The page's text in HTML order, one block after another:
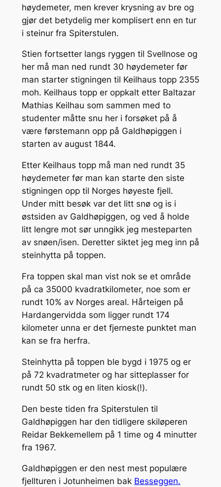
høydemeter, men krever krysning av bre og
gjør det betydelig mer komplisert enn en tur
i steinur fra Spiterstulen.
Stien fortsetter langs ryggen til Svellnose og
her må man ned rundt 30 høydemeter før
man starter stigningen til Keilhaus topp 2355
moh. Keilhaus topp er oppkalt etter Baltazar
Mathias ­Keilhau som sammen med to
studenter måtte snu her i forsøket på å
være førstemann opp på Galdhøpiggen i
starten av august 1844.
Etter Keilhaus topp må man ned rundt 35
høydemeter før man kan starte den siste
stigningen opp til Norges høyeste fjell.
Under mitt besøk var det litt snø og is i
østsiden av Galdhøpiggen, og ved å holde
litt lengre mot sør unngikk jeg mesteparten
av snøen/isen. Deretter siktet jeg meg inn på
steinhytta på toppen.
Fra toppen skal man vist nok se et område
på ca 35000 kvadratkilometer, noe som er
rundt 10% av Norges areal. Hårteigen på
Hardangervidda som ligger rundt 174
kilometer unna er det fjerneste punktet man
kan se fra herfra.
Steinhytta på toppen ble bygd i 1975 og er
på 72 kvadratmeter og har sitteplasser for
rundt 50 stk og en liten kiosk(!).
Den beste tiden fra Spiterstulen til
Galdhøpiggen har den tidligere skiløperen
Reidar Bekkemellem på 1 time og 4 minutter
fra 1967.
Galdhøpiggen er den nest mest populære
fjellturen i Jotunheimen bak Besseggen.